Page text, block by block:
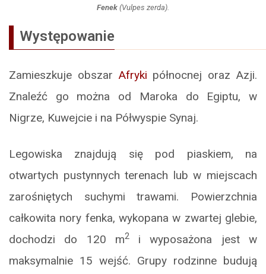
Fenek (Vulpes zerda).
Występowanie
Zamieszkuje obszar Afryki północnej oraz Azji.
Znaleźć go można od Maroka do Egiptu, w
Nigrze, Kuwejcie i na Półwyspie Synaj.
Legowiska znajdują się pod piaskiem, na
otwartych pustynnych terenach lub w miejscach
zarośniętych suchymi trawami. Powierzchnia
całkowita nory fenka, wykopana w zwartej glebie,
dochodzi do 120 m2i wyposażona jest w
maksymalnie 15 wejść. Grupy rodzinne budują